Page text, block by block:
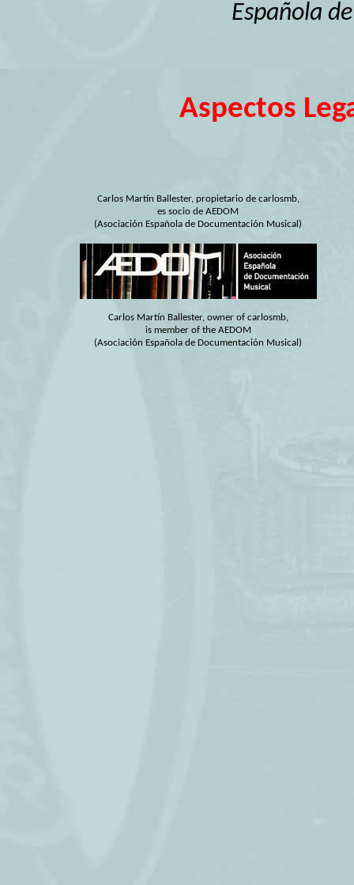
Española
Aspectos
Carlos Martín Ballester, propietario de carlosmb,
es socio de AEDOM
(Asociación Española de Documentación Musical)
Carlos Martín Ballester, owner of carlosmb,
is member of the AEDOM
(Asociación Española de Documentación Musical)